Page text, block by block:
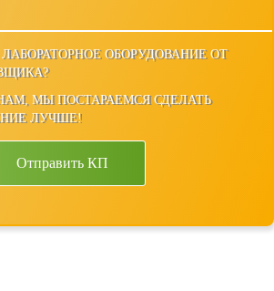
ОБОРУДОВАНИЕ ОТ
МЫ ПОСТАРАЕМСЯ СДЕЛАТЬ
ЛУЧШЕ!
Отправить КП